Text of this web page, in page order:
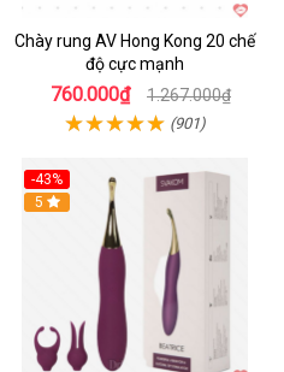
Chày rung AV Hong Kong 20 chế
độ cực mạnh
760.000₫ 1.267.000₫
(901)
-43%
Hot
5